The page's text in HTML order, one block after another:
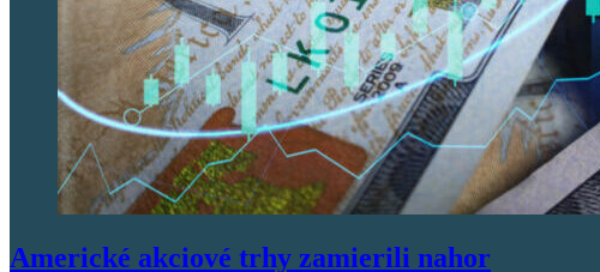
Americké akciové trhy zamierili nahor